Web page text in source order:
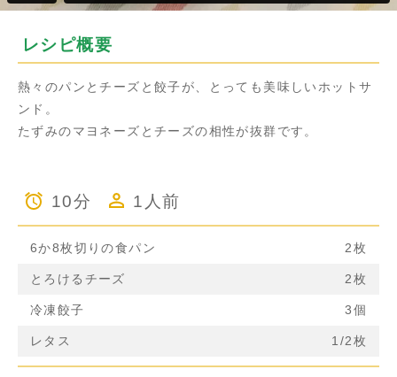
レシピ概要
熱々のパンとチーズと餃子が、とっても美味しいホットサ
ンド。
たずみのマヨネーズとチーズの相性が抜群です。
10分 1人前
6か8枚切りの食パン 2枚
とろけるチーズ 2枚
冷凍餃子 3個
レタス 1/2枚